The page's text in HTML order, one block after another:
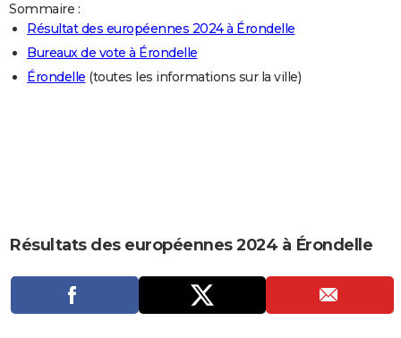
Guides de France
Escapades
Patrimoine
Expositions
Musées
Week-end nature
LIFESTYLE
Art de vivre
Bien-être
Loisirs
Mode
Modes de vie
CARTE DE VOEUX
Carte de Noël
Carte Bonne année
Carte Saint-Valentin
Carte Pâques
Carte d'anniversaire
DICTIONNAIRE
Dictionnaire
Biographies
Citations
Expressions
Proverbes
PROGRAMME TV
Sommaire :
Résultat des européennes 2024 à Érondelle
Bureaux de vote à Érondelle
Érondelle (toutes les informations sur la ville)
Résultats des européennes 2024 à Érondelle